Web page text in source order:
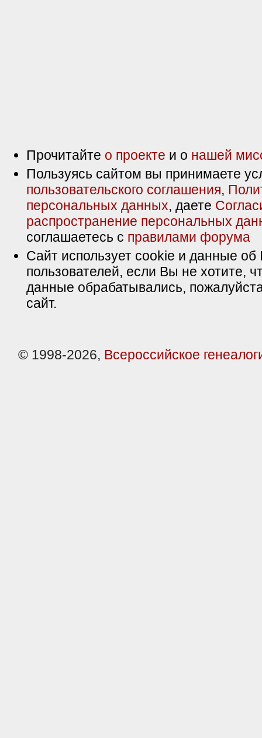
Прочитайте о проекте и о нашей
Пользуясь сайтом вы принимаете
пользовательского соглашения,
персональных данных, даете
распространение персональных
соглашаетесь с правилами форума
Сайт использует cookie и данные об
пользователей, если Вы не хотите,
данные обрабатывались,
сайт.
© 1998-2026, Всероссийское